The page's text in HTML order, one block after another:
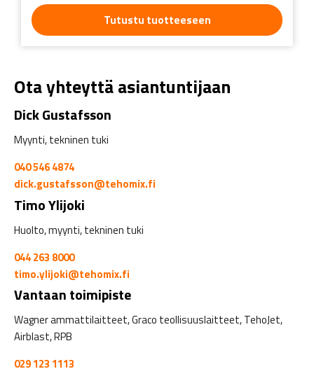
Tutustu tuotteeseen
Ota yhteyttä asiantuntijaan
Dick Gustafsson
Myynti, tekninen tuki
040 546 4874
dick.gustafsson@tehomix.fi
Timo Ylijoki
Huolto, myynti, tekninen tuki
044 263 8000
timo.ylijoki@tehomix.fi
Vantaan toimipiste
Wagner ammattilaitteet, Graco teollisuuslaitteet, TehoJet,
Airblast, RPB
029 123 1113